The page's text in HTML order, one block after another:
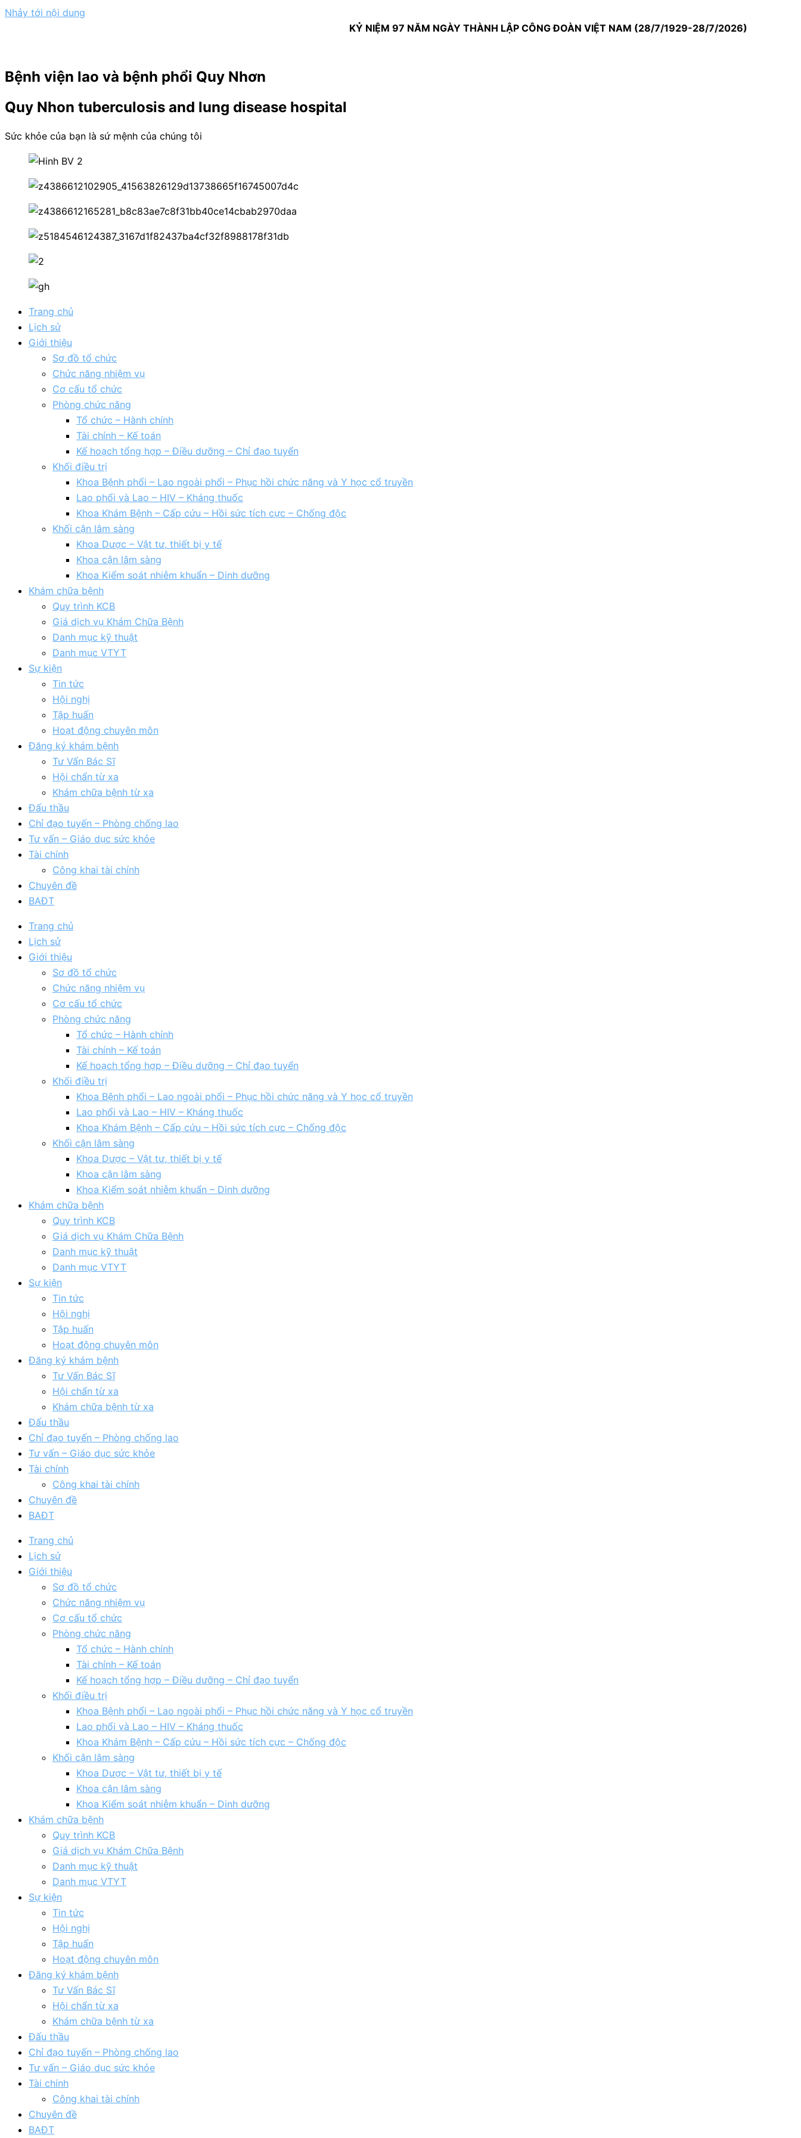
Nhảy tới nội dung
KỶ NIỆM 97 NĂM NGÀY THÀNH LẬP CÔNG ĐOÀN VIỆT NAM (28/7/1929-28/7/2026)
Bệnh viện lao và bệnh phổi Quy Nhơn
Quy Nhon tuberculosis and lung disease hospital
Sức khỏe của bạn là sứ mệnh của chúng tôi
Trang chủ
Lịch sử
Giới thiệu
Sơ đồ tổ chức
Chức năng nhiệm vụ
Cơ cấu tổ chức
Phòng chức năng
Tổ chức – Hành chính
Tài chính – Kế toán
Kế hoạch tổng hợp – Điều dưỡng – Chỉ đạo tuyển
Khối điều trị
Khoa Bệnh phổi – Lao ngoài phổi – Phục hồi chức năng và Y học cổ truyền
Lao phổi và Lao – HIV – Kháng thuốc
Khoa Khám Bệnh – Cấp cứu – Hồi sức tích cực – Chống độc
Khối cận lâm sàng
Khoa Dược – Vật tư, thiết bị y tế
Khoa cận lâm sàng
Khoa Kiểm soát nhiễm khuẩn – Dinh dưỡng
Khám chữa bệnh
Quy trình KCB
Giá dịch vụ Khám Chữa Bệnh
Danh mục kỹ thuật
Danh mục VTYT
Sự kiện
Tin tức
Hội nghị
Tập huấn
Hoạt động chuyên môn
Đăng ký khám bệnh
Tư Vấn Bác Sĩ
Hội chẩn từ xa
Khám chữa bệnh từ xa
Đấu thầu
Chỉ đạo tuyến – Phòng chống lao
Tư vấn – Giáo dục sức khỏe
Tài chính
Công khai tài chính
Chuyên đề
BAĐT
Trang chủ
Lịch sử
Giới thiệu
Sơ đồ tổ chức
Chức năng nhiệm vụ
Cơ cấu tổ chức
Phòng chức năng
Tổ chức – Hành chính
Tài chính – Kế toán
Kế hoạch tổng hợp – Điều dưỡng – Chỉ đạo tuyển
Khối điều trị
Khoa Bệnh phổi – Lao ngoài phổi – Phục hồi chức năng và Y học cổ truyền
Lao phổi và Lao – HIV – Kháng thuốc
Khoa Khám Bệnh – Cấp cứu – Hồi sức tích cực – Chống độc
Khối cận lâm sàng
Khoa Dược – Vật tư, thiết bị y tế
Khoa cận lâm sàng
Khoa Kiểm soát nhiễm khuẩn – Dinh dưỡng
Khám chữa bệnh
Quy trình KCB
Giá dịch vụ Khám Chữa Bệnh
Danh mục kỹ thuật
Danh mục VTYT
Sự kiện
Tin tức
Hội nghị
Tập huấn
Hoạt động chuyên môn
Đăng ký khám bệnh
Tư Vấn Bác Sĩ
Hội chẩn từ xa
Khám chữa bệnh từ xa
Đấu thầu
Chỉ đạo tuyến – Phòng chống lao
Tư vấn – Giáo dục sức khỏe
Tài chính
Công khai tài chính
Chuyên đề
BAĐT
Trang chủ
Lịch sử
Giới thiệu
Sơ đồ tổ chức
Chức năng nhiệm vụ
Cơ cấu tổ chức
Phòng chức năng
Tổ chức – Hành chính
Tài chính – Kế toán
Kế hoạch tổng hợp – Điều dưỡng – Chỉ đạo tuyển
Khối điều trị
Khoa Bệnh phổi – Lao ngoài phổi – Phục hồi chức năng và Y học cổ truyền
Lao phổi và Lao – HIV – Kháng thuốc
Khoa Khám Bệnh – Cấp cứu – Hồi sức tích cực – Chống độc
Khối cận lâm sàng
Khoa Dược – Vật tư, thiết bị y tế
Khoa cận lâm sàng
Khoa Kiểm soát nhiễm khuẩn – Dinh dưỡng
Khám chữa bệnh
Quy trình KCB
Giá dịch vụ Khám Chữa Bệnh
Danh mục kỹ thuật
Danh mục VTYT
Sự kiện
Tin tức
Hội nghị
Tập huấn
Hoạt động chuyên môn
Đăng ký khám bệnh
Tư Vấn Bác Sĩ
Hội chẩn từ xa
Khám chữa bệnh từ xa
Đấu thầu
Chỉ đạo tuyến – Phòng chống lao
Tư vấn – Giáo dục sức khỏe
Tài chính
Công khai tài chính
Chuyên đề
BAĐT